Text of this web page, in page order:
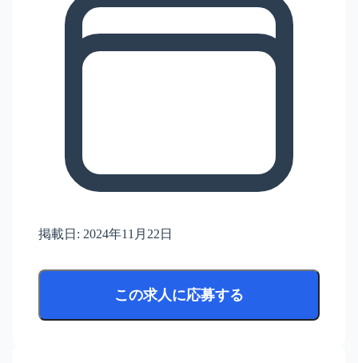
掲載日: 2024年11月22日
この求人に応募する